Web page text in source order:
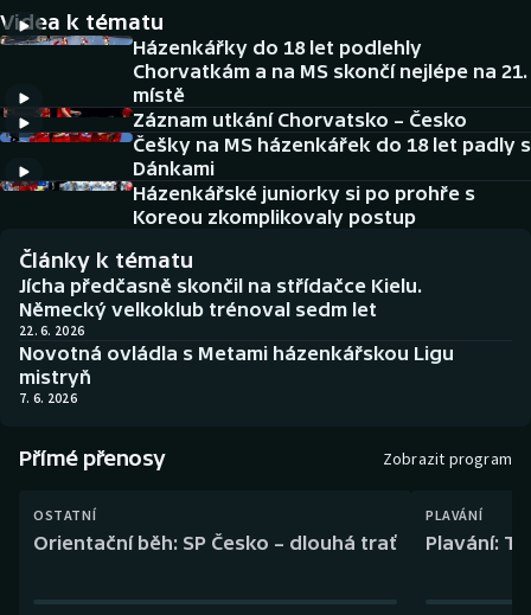
Cyklistika
DALŠÍ SPORTY
Americký fotbal
Baseball a softbal
Biatlon
Boby a skeleton
Curling
Dostihy
NEPŘEHLÉDNĚTE
Soutěže
Aplikace ČT sport
AZ kvíz
Videa k tématu
Házenkářky do 18 let podlehly
Chorvatkám a na MS skončí nejlépe na 21.
místě
Záznam utkání Chorvatsko – Česko
Češky na MS házenkářek do 18 let padly s
Dánkami
Házenkářské juniorky si po prohře s
Koreou zkomplikovaly postup
Články k tématu
Jícha předčasně skončil na střídačce Kielu.
Německý velkoklub trénoval sedm let
22. 6. 2026
Novotná ovládla s Metami házenkářskou Ligu
mistryň
7. 6. 2026
Přímé přenosy Zobrazit program
OSTATNÍ
Orientační běh: SP Česko – dlouhá trať
PLAVÁNÍ
Plavání: